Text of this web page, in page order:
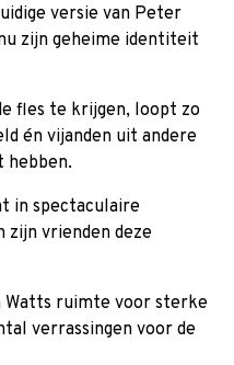
versie van Peter
zijn geheime identiteit
fles te krijgen, loopt zo
én vijanden uit andere
hebben.
in spectaculaire
zijn vrienden deze
Watts ruimte voor sterke
verrassingen voor de